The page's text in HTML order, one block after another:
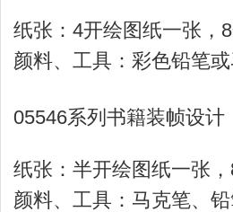
纸张：4开绘图纸一张，8
颜料、工具：彩色铅笔
05546系列书籍装帧设计
纸张：半开绘图纸一张，
颜料、工具：马克笔、